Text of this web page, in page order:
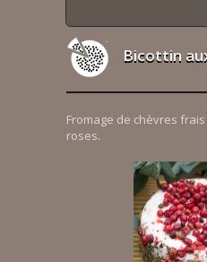
Bicottin
Fromage de chèvres
roses.